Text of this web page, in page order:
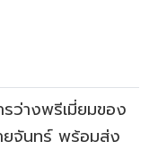
ว่างพรีเมี่ยมของ
ยจันทร์ พร้อมส่ง